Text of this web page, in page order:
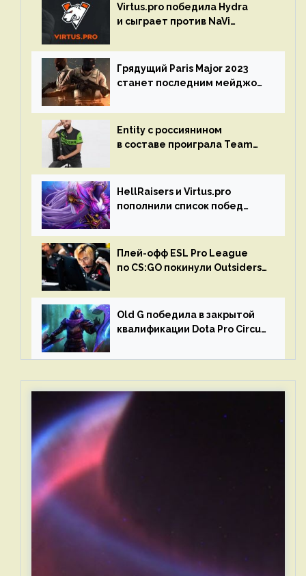
Virtus.pro победила Hydra
и сыграет против NaVi
Грядущий Paris Major 2023
станет последним мейджор-
Entity с россиянином
в составе проиграла Team
HellRaisers и Virtus.pro
пополнили список побед
Плей-офф ESL Pro League
по CS:GO покинули Outsiders
Old G победила в закрытой
квалификации Dota Pro Circuit